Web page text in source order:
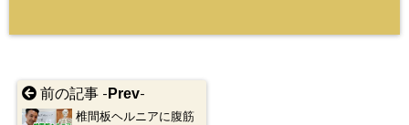
前の記事 - Prev-
椎間板ヘルニアに腹筋